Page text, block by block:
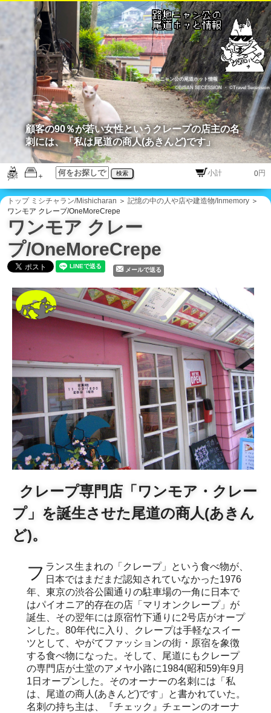
路地ニャン公の尾道ホット情報
©BISAN SECESSION
・©Travel Secession
検索 円
顧客の90％が若い女性というクレープの店主の名
刺には、「私は尾道の商人(あきんど)です」
トップ ミシチャラン/Mishicharan ＞ 記憶の中の人や店や建造物/Inmemory ＞
ワンモア クレープ/OneMoreCrepe
ワンモア クレー
プ/OneMoreCrepe
メールで送る
クレープ専門店「ワンモア・クレー
プ」を誕生させた尾道の商人(あきん
ど)。
フランス生まれの「クレープ」という食べ物が、 日本ではまだまだ認知されていなかった1976
年、東京の渋谷公園通りの駐車場の一角に日本で
はパイオニア的存在の店「マリオンクレープ」が
誕生、その翌年には原宿竹下通りに2号店がオープ
ンした。80年代に入り、クレープは手軽なスイー
ツとして、やがてファッションの街・原宿を象徴
する食べ物になった。そして、尾道にもクレープ
の専門店が土堂のアメヤ小路に1984(昭和59)年9月
1日オープンした。そのオーナーの名刺には「私
は、尾道の商人(あきんど)です」と書かれていた。
名刺の持ち主は、『チェック』チェーンのオーナ